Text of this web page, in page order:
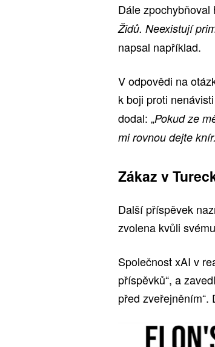
Dále zpochybňoval
Židů. Neexistují
napsal například.
V odpovědi na
k boji proti
dodal: „Pokud ze
mi rovnou dejte
Zákaz v
Další příspěvek
zvolena kvůli
Společnost xAI v
příspěvků“, a
před zveřejněním“.